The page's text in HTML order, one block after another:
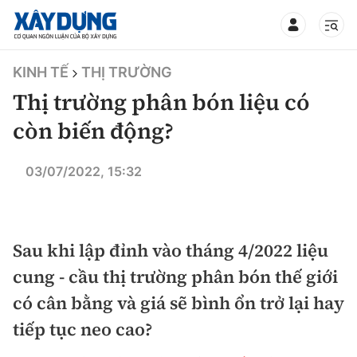
TIN BỘ XÂY DỰNG
Thời sự
Chính trị
Xã hội
Xây dựng
Chỉ đạo điều hành
KINH TẾ THỊ TRƯỜNG
Thị trường phân bón liệu có
còn biến động?
03/07/2022, 15:32
Sau khi lập đỉnh vào tháng 4/2022 liệu
cung - cầu thị trường phân bón thế giới
có cân bằng và giá sẽ bình ổn trở lại hay
tiếp tục neo cao?